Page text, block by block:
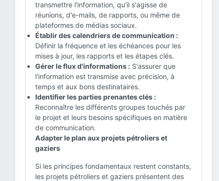
transmettre l'information, qu'il s'agisse de
réunions, d'e-mails, de rapports, ou même de
plateformes de médias sociaux.
Établir des calendriers de communication :
Définir la fréquence et les échéances pour les
mises à jour, les rapports et les étapes clés.
Gérer le flux d'informations : S'assurer que
l'information est transmise avec précision, à
temps et aux bons destinataires.
Identifier les parties prenantes clés :
Reconnaître les différents groupes touchés par
le projet et leurs besoins spécifiques en matière
de communication.
Adapter le plan aux projets pétroliers et
gaziers
Si les principes fondamentaux restent constants,
les projets pétroliers et gaziers présentent des